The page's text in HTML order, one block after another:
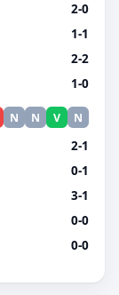
2-0
1-1
2-2
1-0
N N V N
2-1
0-1
3-1
0-0
0-0